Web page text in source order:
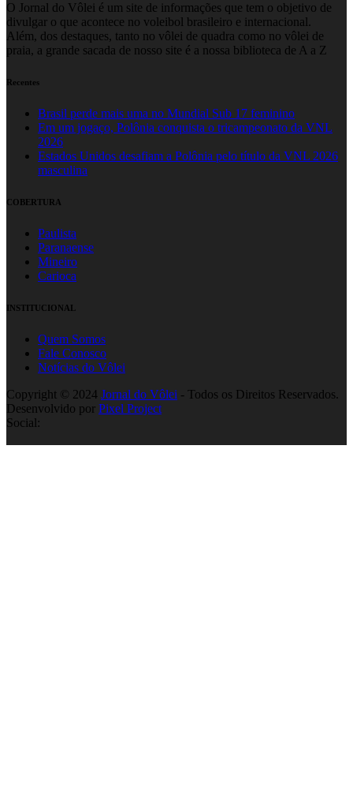
O Jornal do Vôlei é um site de informações que tem o objetivo de
divulgar o que acontece no voleibol brasileiro e internacional.
Além, dos destaques, tanto no vôlei de quadra como no vôlei de
praia, a grande sacada de nosso site é a nossa biblioteca de A a Z
Recentes
Brasil perde mais uma no Mundial Sub 17 feminino
Em um jogaço, Polônia conquista o tricampeonato da VNL
2026
Estados Unidos desafiam a Polônia pelo título da VNL 2026
masculina
COBERTURA
Paulista
Paranaense
Mineiro
Carioca
INSTITUCIONAL
Quem Somos
Fale Conosco
Notícias do Vôlei
Copyright © 2024 Jornal do Vôlei - Todos os Direitos Reservados.
Desenvolvido por Pixel Project
Social: